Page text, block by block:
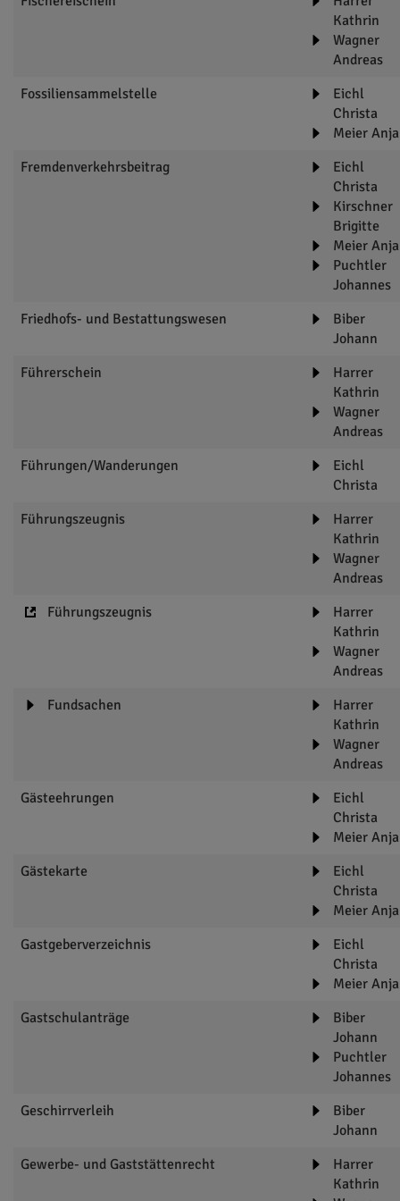
Kathrin
Wagner
Andreas
Fossiliensammelstelle
Eichl
Christa
Meier Anja
Fremdenverkehrsbeitrag
Eichl
Christa
Kirschner
Brigitte
Meier Anja
Puchtler
Johannes
Friedhofs- und Bestattungswesen
Biber
Johann
Führerschein
Harrer
Kathrin
Wagner
Andreas
Führungen/Wanderungen
Eichl
Christa
Führungszeugnis
Harrer
Kathrin
Wagner
Andreas
Führungszeugnis
Harrer
Kathrin
Wagner
Andreas
Fundsachen
Harrer
Kathrin
Wagner
Andreas
Gästeehrungen
Eichl
Christa
Meier Anja
Gästekarte
Eichl
Christa
Meier Anja
Gastgeberverzeichnis
Eichl
Christa
Meier Anja
Gastschulanträge
Biber
Johann
Puchtler
Johannes
Geschirrverleih
Biber
Johann
Gewerbe- und Gaststättenrecht
Harrer
Kathrin